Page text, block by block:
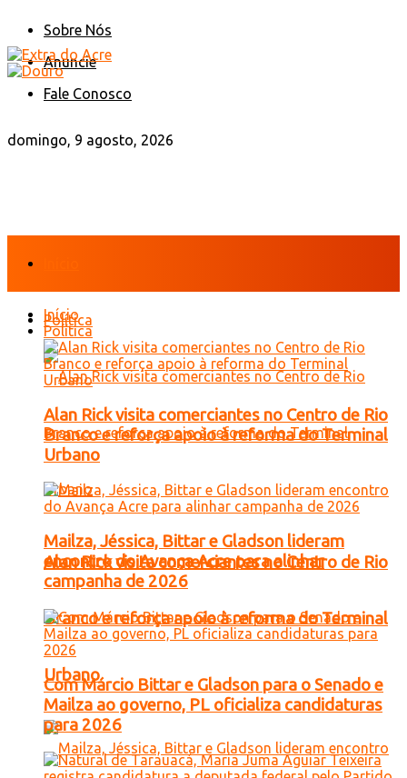
Sobre Nós
Anuncie
Fale Conosco
domingo, 9 agosto, 2026
Política
Alan Rick visita comerciantes no Centro de Rio
Branco e reforça apoio à reforma do Terminal
Urbano
Início
Política
Alan Rick visita comerciantes no Centro de Rio
Branco e reforça apoio à reforma do Terminal
Urbano
Mailza, Jéssica, Bittar e Gladson lideram
encontro do Avança Acre para alinhar
campanha de 2026
Com Márcio Bittar e Gladson para o Senado e
Mailza ao governo, PL oficializa candidaturas
para 2026